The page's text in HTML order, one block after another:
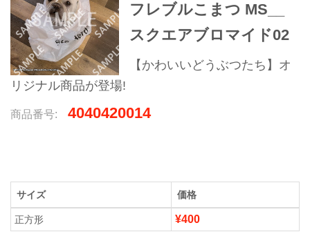
フレブルこまつ MS__
スクエアブロマイド02
【かわいいどうぶつたち】オ
リジナル商品が登場!
商品番号: 4040420014
サイズ 価格
正方形 ¥400